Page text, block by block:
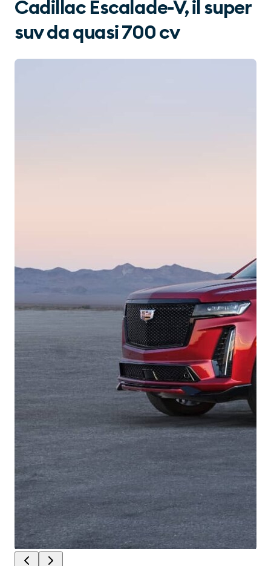
Cadillac Escalade-V, il super
suv da quasi 700 cv